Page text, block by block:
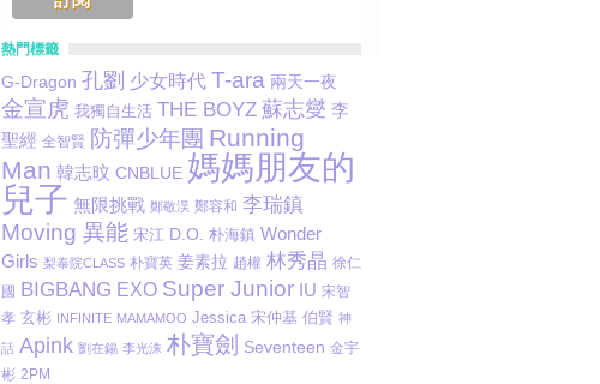
熱門標籤
G-Dragon 孔劉 少女時代 T-ara 兩天一夜
金宣虎 我獨自生活 THE BOYZ 蘇志燮 李
聖經 全智賢 防彈少年團 Running
Man 韓志旼 CNBLUE 媽媽朋友的
兒子 無限挑戰 鄭敬淏 鄭容和 李瑞鎮
Moving 異能 宋江 D.O. 朴海鎮 Wonder
Girls 梨泰院CLASS 朴寶英 姜素拉 趙權 林秀晶 徐仁
國 BIGBANG EXO Super Junior IU 宋智
孝 玄彬 INFINITE MAMAMOO Jessica 宋仲基 伯賢 神
話 Apink 劉在錫 李光洙 朴寶劍 Seventeen 金宇
彬 2PM